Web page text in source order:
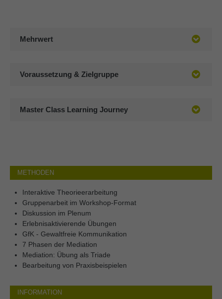
Mehrwert
Voraussetzung & Zielgruppe
Master Class Learning Journey
METHODEN
Interaktive Theorieerarbeitung
Gruppenarbeit im Workshop-Format
Diskussion im Plenum
Erlebnisaktivierende Übungen
GfK - Gewaltfreie Kommunikation
7 Phasen der Mediation
Mediation: Übung als Triade
Bearbeitung von Praxisbeispielen
INFORMATION